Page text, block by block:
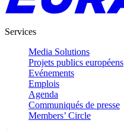
Services
Media Solutions
Projets publics européens
Evénements
Emplois
Agenda
Communiqués de presse
Members’ Circle